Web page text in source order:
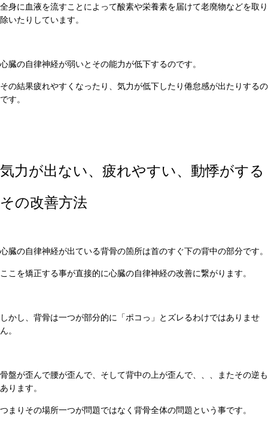
全身に血液を流すことによって酸素や栄養素を届けて老廃物などを取り
除いたりしています。
心臓の自律神経が弱いとその能力が低下するのです。
その結果疲れやすくなったり、気力が低下したり倦怠感が出たりするの
です。
気力が出ない、疲れやすい、動悸がする
その改善方法
心臓の自律神経が出ている背骨の箇所は首のすぐ下の背中の部分です。
ここを矯正する事が直接的に心臓の自律神経の改善に繋がります。
しかし、背骨は一つが部分的に「ポコっ」とズレるわけではありませ
ん。
骨盤が歪んで腰が歪んで、そして背中の上が歪んで、、、またその逆も
あります。
つまりその場所一つが問題ではなく背骨全体の問題という事です。